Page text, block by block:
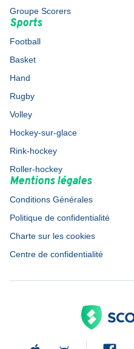
Groupe Scorers
Sports
Football
Basket
Hand
Rugby
Volley
Hockey-sur-glace
Rink-hockey
Roller-hockey
Mentions légales
Conditions Générales
Politique de confidentialité
Charte sur les cookies
Centre de confidentialité